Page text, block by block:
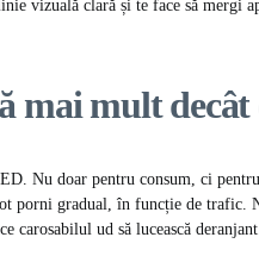
vizuală clară și te face să mergi
mai mult decât
Nu doar pentru consum, ci
porni gradual, în funcție de trafic.
carosabilul ud să lucească